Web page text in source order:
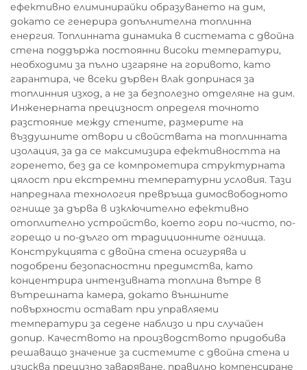
ефективно елиминирайки образуването на дим,
докато се генерира допълнителна топлинна
енергия. Топлинната динамика в системата с двойна
стена поддържа постоянни високи температури,
необходими за пълно изгаряне на горивото, като
гарантира, че всеки дървен влак допринася за
топлинния изход, а не за безполезно отделяне на дим.
Инженерната прецизност определя точното
разстояние между стените, размерите на
въздушните отвори и свойствата на топлинната
изолация, за да се максимизира ефективността на
горенето, без да се компрометира структурната
цялост при екстремни температурни условия. Тази
напреднала технология превръща димосвободното
огнище за дърва в изключително ефективно
отоплително устройство, което гори по-чисто, по-
горещо и по-дълго от традиционните огнища.
Конструкцията с двойна стена осигурява и
подобрени безопасностни предимства, като
концентрира интензивната топлина вътре в
вътрешната камера, докато външните
повърхности остават при управляеми
температури за седене наблизо и при случайен
допир. Качеството на производството придобива
решаващо значение за системите с двойна стена и
изисква прецизно заваряване, правилно компенсиране